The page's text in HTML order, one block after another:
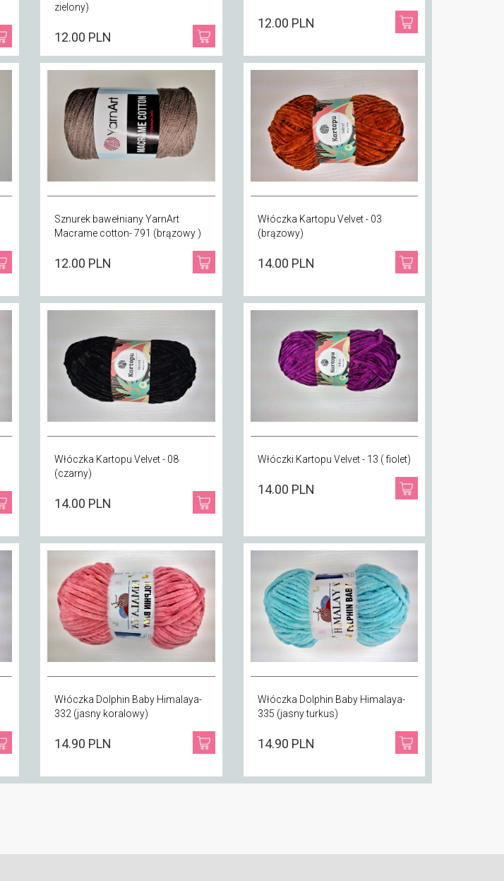
zielony)
12.00 PLN
12.00 PLN
Sznurek bawełniany YarnArt
Macrame cotton- 791 (brązowy )
12.00 PLN
Włóczka Kartopu Velvet - 03
(brązowy)
14.00 PLN
Włóczka Kartopu Velvet - 08
(czarny)
14.00 PLN
Włóczki Kartopu Velvet - 13 ( fiolet)
14.00 PLN
Włóczka Dolphin Baby Himalaya-
332 (jasny koralowy)
14.90 PLN
Włóczka Dolphin Baby Himalaya-
335 (jasny turkus)
14.90 PLN